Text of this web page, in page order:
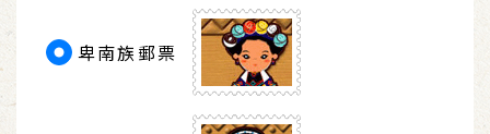
卑南族郵票